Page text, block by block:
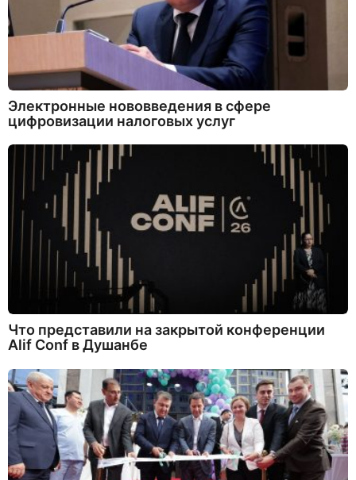
Электронные нововведения в сфере
цифровизации налоговых услуг
Что представили на закрытой конференции
Alif Conf в Душанбе